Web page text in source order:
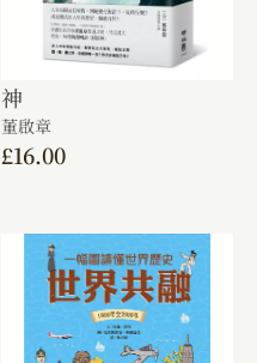
神
董啟章
£16.00